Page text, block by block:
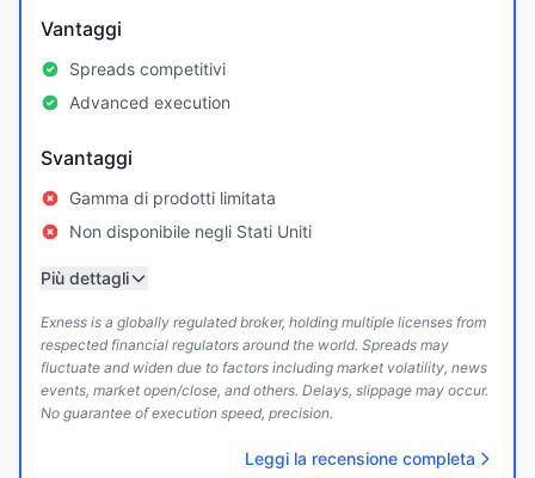
Vantaggi
Spreads competitivi
Advanced execution
Svantaggi
Gamma di prodotti limitata
Non disponibile negli Stati Uniti
Più dettagli
Exness is a globally regulated broker, holding multiple licenses from
respected financial regulators around the world. Spreads may
fluctuate and widen due to factors including market volatility, news
events, market open/close, and others. Delays, slippage may occur.
No guarantee of execution speed, precision.
Leggi la recensione completa